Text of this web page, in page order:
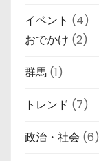
イベント (4)
おでかけ (2)
群馬 (1)
トレンド (7)
政治・社会 (6)